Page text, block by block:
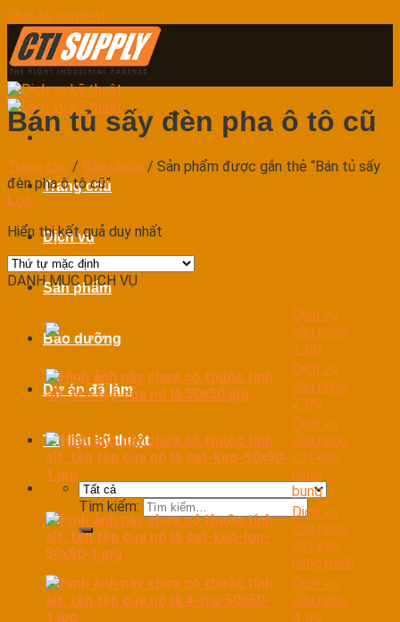
Skip to content
Trang chủ
Dịch vụ
Sản phẩm
Bảo dưỡng
Dự án đã làm
Tài liệu kỹ thuật
Tìm kiếm:
Bán tủ sấy đèn pha ô tô cũ
Trang chủ / Sản phẩm / Sản phẩm được gắn thẻ “Bán tủ sấy
đèn pha ô tô cũ”
Lọc
Hiển thị kết quả duy nhất
DANH MỤC DỊCH VỤ
Dịch vụ
cầu nâng
1 trụ
Dịch vụ
cầu nâng
2 trụ
Dịch vụ
cầu nâng
cắt kéo
nâng
bụng
Dịch vụ
cầu nâng
cắt kéo
nâng bánh
Dịch vụ
cầu nâng
4 trụ